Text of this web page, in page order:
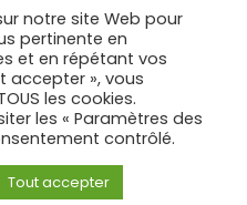
notre site Web pour
pertinente en
et en répétant vos
accepter », vous
les cookies.
les « Paramètres des
contrôlé.
Tout accepter